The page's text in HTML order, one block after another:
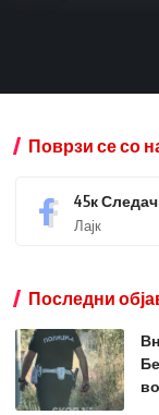
Поврзи се со
45к
Лајк
Последни